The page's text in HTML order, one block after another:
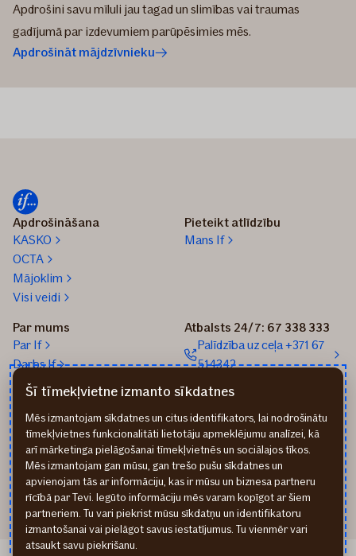
Apdrošini savu mīluli jau tagad un slimības vai traumas
gadījumā par izdevumiem parūpēsimies mēs.
Apdrošināt mājdzīvnieku
Apdrošināšana
KASKO
OCTA
Mājoklim
Visi veidi
Pieteikt atlīdzību
Mans If
Par mums
Par If
Darbs If
Medijiem
Ilgtspēja
Atbalsts 24/7: 67 338 333
Palīdzība uz ceļa +371 67
514342
Sūtīt e-pastu: info@if.lv
If Apdrošināšanas
izplatītāji
Pirmslīguma informācija
Rekvizīti
Šī tīmekļvietne izmanto sīkdatnes
Mēs izmantojam sīkdatnes un citus identifikators, lai nodrošinātu
tīmekļvietnes funkcionalitāti lietotāju apmeklējumu analīzei, kā
arī mārketinga pielāgošanai tīmekļvietnēs un sociālajos tīkos.
Mēs izmantojam gan mūsu, gan trešo pušu sīkdatnes un
apvienojam tās ar informāciju, kas ir mūsu un biznesa partneru
rīcībā par Tevi. Iegūto informāciju mēs varam kopīgot ar šiem
partneriem. Tu vari piekrist mūsu sīkdatņu un identifikatoru
izmantošanai vai pielāgot savus iestatījumus. Tu vienmēr vari
atsaukt savu piekrišanu.